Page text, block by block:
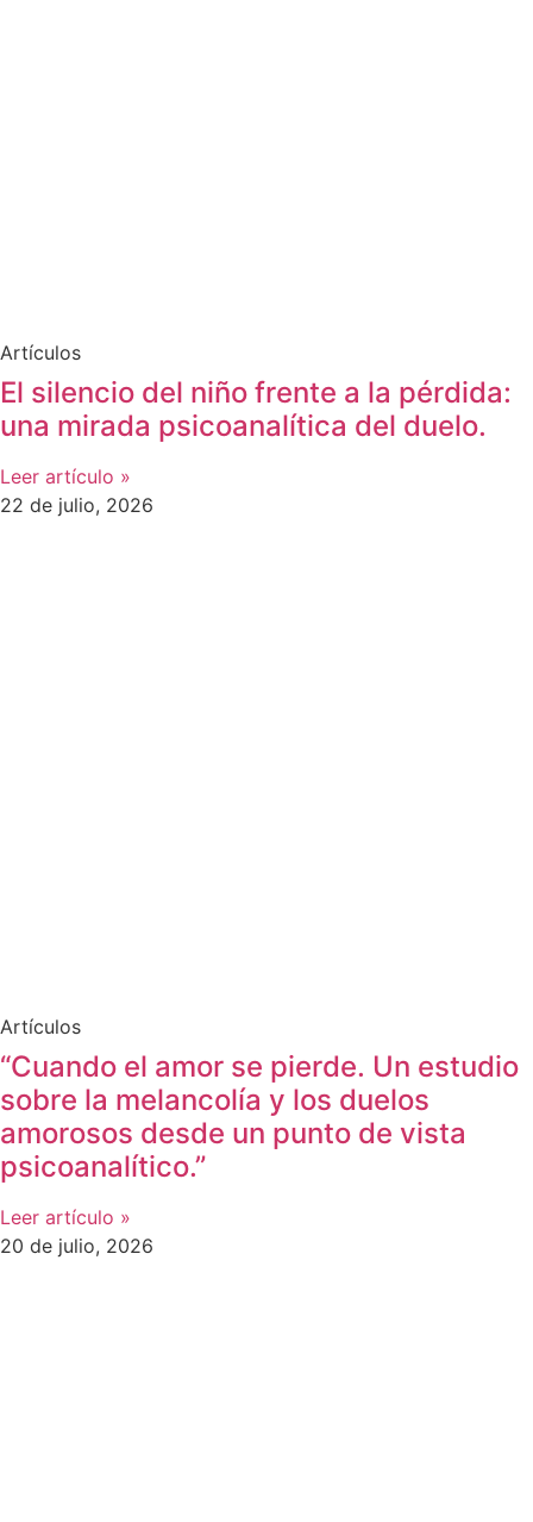
Artículos
El silencio del niño frente a la pérdida:
una mirada psicoanalítica del duelo.
Leer artículo »
22 de julio, 2026
Artículos
“Cuando el amor se pierde. Un estudio
sobre la melancolía y los duelos
amorosos desde un punto de vista
psicoanalítico.”
Leer artículo »
20 de julio, 2026